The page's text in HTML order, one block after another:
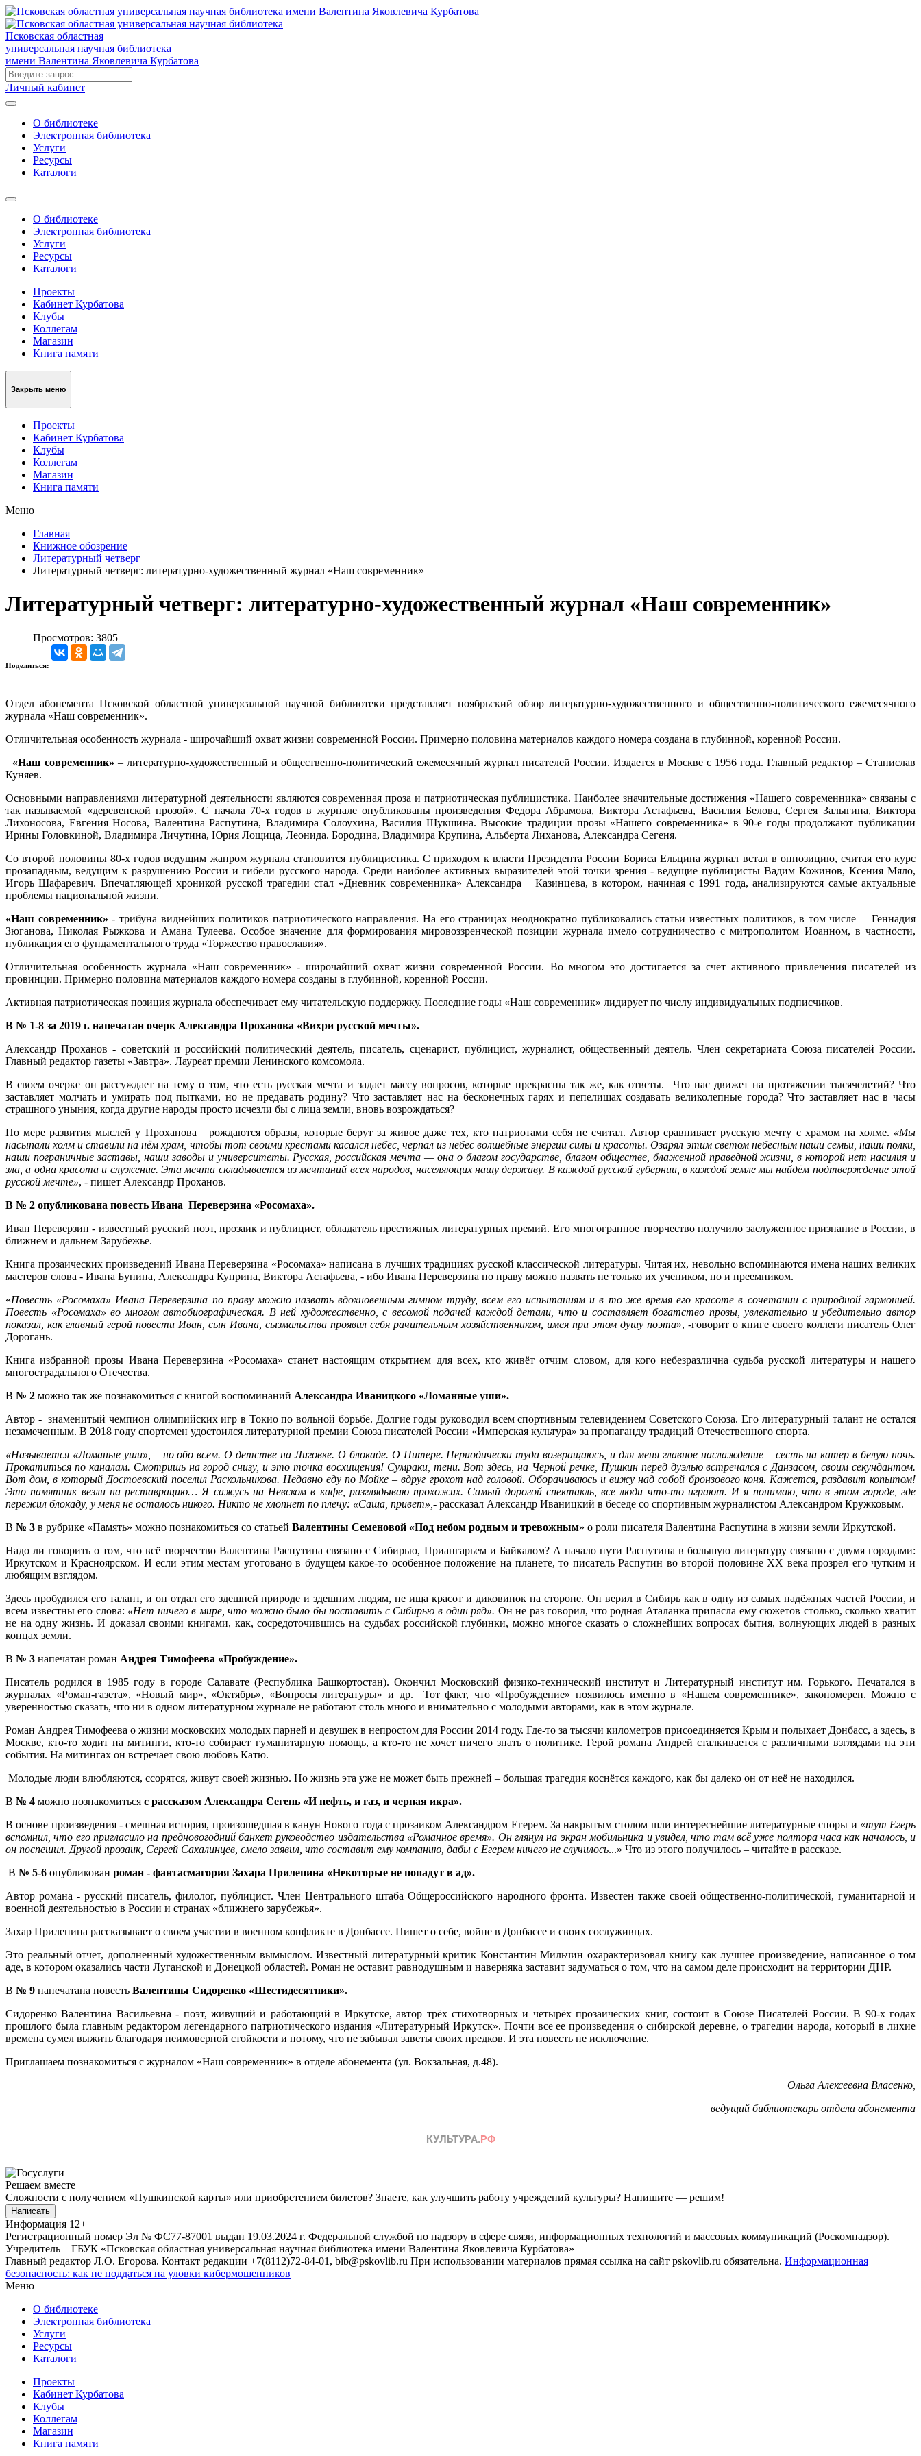
Псковская областная
универсальная научная библиотека
имени Валентина Яковлевича Курбатова
Личный кабинет
О библиотеке
Электронная библиотека
Услуги
Ресурсы
Каталоги
О библиотеке
Электронная библиотека
Услуги
Ресурсы
Каталоги
Проекты
Кабинет Курбатова
Клубы
Коллегам
Магазин
Книга памяти
Закрыть меню
Проекты
Кабинет Курбатова
Клубы
Коллегам
Магазин
Книга памяти
Меню
Главная
Книжное обозрение
Литературный четверг
Литературный четверг: литературно-художественный журнал «Наш современник»
Литературный четверг: литературно-художественный журнал «Наш современник»
Просмотров: 3805
Поделиться:
Отдел абонемента Псковской областной универсальной научной библиотеки представляет ноябрьский обзор литературно-художественного и общественно-политического ежемесячного
журнала «Наш современник».
Отличительная особенность журнала - широчайший охват жизни современной России. Примерно половина материалов каждого номера создана в глубинной, коренной России.
«Наш современник» – литературно-художественный и общественно-политический ежемесячный журнал писателей России. Издается в Москве с 1956 года. Главный редактор – Станислав
Куняев.
Основными направлениями литературной деятельности являются современная проза и патриотическая публицистика. Наиболее значительные достижения «Нашего современника» связаны с
так называемой «деревенской прозой». С начала 70-х годов в журнале опубликованы произведения Федора Абрамова, Виктора Астафьева, Василия Белова, Сергея Залыгина, Виктора
Лихоносова, Евгения Носова, Валентина Распутина, Владимира Солоухина, Василия Шукшина. Высокие традиции прозы «Нашего современника» в 90-е годы продолжают публикации
Ирины Головкиной, Владимира Личутина, Юрия Лощица, Леонида. Бородина, Владимира Крупина, Альберта Лиханова, Александра Сегеня.
Со второй половины 80-х годов ведущим жанром журнала становится публицистика. С приходом к власти Президента России Бориса Ельцина журнал встал в оппозицию, считая его курс
прозападным, ведущим к разрушению России и гибели русского народа. Среди наиболее активных выразителей этой точки зрения - ведущие публицисты Вадим Кожинов, Ксения Мяло,
Игорь Шафаревич. Впечатляющей хроникой русской трагедии стал «Дневник современника» Александра Казинцева, в котором, начиная с 1991 года, анализируются самые актуальные
проблемы национальной жизни.
«Наш современник» - трибуна виднейших политиков патриотического направления. На его страницах неоднократно публиковались статьи известных политиков, в том числе Геннадия
Зюганова, Николая Рыжкова и Амана Тулеева. Особое значение для формирования мировоззренческой позиции журнала имело сотрудничество с митрополитом Иоанном, в частности,
публикация его фундаментального труда «Торжество православия».
Отличительная особенность журнала «Наш современник» - широчайший охват жизни современной России. Во многом это достигается за счет активного привлечения писателей из
провинции. Примерно половина материалов каждого номера созданы в глубинной, коренной России.
Активная патриотическая позиция журнала обеспечивает ему читательскую поддержку. Последние годы «Наш современник» лидирует по числу индивидуальных подписчиков.
В № 1-8 за 2019 г. напечатан очерк Александра Проханова «Вихри русской мечты».
Александр Проханов - советский и российский политический деятель, писатель, сценарист, публицист, журналист, общественный деятель. Член секретариата Союза писателей России.
Главный редактор газеты «Завтра». Лауреат премии Ленинского комсомола.
В своем очерке он рассуждает на тему о том, что есть русская мечта и задает массу вопросов, которые прекрасны так же, как ответы. Что нас движет на протяжении тысячелетий? Что
заставляет молчать и умирать под пытками, но не предавать родину? Что заставляет нас на бесконечных гарях и пепелищах создавать великолепные города? Что заставляет нас в часы
страшного уныния, когда другие народы просто исчезли бы с лица земли, вновь возрождаться?
По мере развития мыслей у Проханова рождаются образы, которые берут за живое даже тех, кто патриотами себя не считал. Автор сравнивает русскую мечту с храмом на холме. «Мы
насыпали холм и ставили на нём храм, чтобы тот своими крестами касался небес, черпал из небес волшебные энергии силы и красоты. Озарял этим светом небесным наши семьи, наши полки,
наши пограничные заставы, наши заводы и университеты. Русская, российская мечта — она о благом государстве, благом обществе, блаженной праведной жизни, в которой нет насилия и
зла, а одна красота и служение. Эта мечта складывается из мечтаний всех народов, населяющих нашу державу. В каждой русской губернии, в каждой земле мы найдём подтверждение этой
русской мечте», - пишет Александр Проханов.
В № 2 опубликована повесть Ивана Переверзина «Росомаха».
Иван Переверзин - известный русский поэт, прозаик и публицист, обладатель престижных литературных премий. Его многогранное творчество получило заслуженное признание в России, в
ближнем и дальнем Зарубежье.
Книга прозаических произведений Ивана Переверзина «Росомаха» написана в лучших традициях русской классической литературы. Читая их, невольно вспоминаются имена наших великих
мастеров слова - Ивана Бунина, Александра Куприна, Виктора Астафьева, - ибо Ивана Переверзина по праву можно назвать не только их учеником, но и преемником.
«Повесть «Росомаха» Ивана Переверзина по праву можно назвать вдохновенным гимном труду, всем его испытаниям и в то же время его красоте в сочетании с природной гармонией.
Повесть «Росомаха» во многом автобиографическая. В ней художественно, с весомой подачей каждой детали, что и составляет богатство прозы, увлекательно и убедительно автор
показал, как главный герой повести Иван, сын Ивана, сызмальства проявил себя рачительным хозяйственником, имея при этом душу поэта», -говорит о книге своего коллеги писатель Олег
Дорогань.
Книга избранной прозы Ивана Переверзина «Росомаха» станет настоящим открытием для всех, кто живёт отчим словом, для кого небезразлична судьба русской литературы и нашего
многострадального Отечества.
В № 2 можно так же познакомиться с книгой воспоминаний Александра Иваницкого «Ломанные уши».
Автор - знаменитый чемпион олимпийских игр в Токио по вольной борьбе. Долгие годы руководил всем спортивным телевидением Советского Союза. Его литературный талант не остался
незамеченным. В 2018 году спортсмен удостоился литературной премии Союза писателей России «Имперская культура» за пропаганду традиций Отечественного спорта.
«Называется «Ломаные уши», – но обо всем. О детстве на Лиговке. О блокаде. О Питере. Периодически туда возвращаюсь, и для меня главное наслаждение – сесть на катер в белую ночь.
Прокатиться по каналам. Смотришь на город снизу, и это точка восхищения! Сумраки, тени. Вот здесь, на Черной речке, Пушкин перед дуэлью встречался с Данзасом, своим секундантом.
Вот дом, в который Достоевский поселил Раскольникова. Недавно еду по Мойке – вдруг грохот над головой. Оборачиваюсь и вижу над собой бронзового коня. Кажется, раздавит копытом!
Это памятник везли на реставрацию… Я сажусь на Невском в кафе, разглядываю прохожих. Самый дорогой спектакль, все люди что-то играют. И я понимаю, что в этом городе, где
пережил блокаду, у меня не осталось никого. Никто не хлопнет по плечу: «Саша, привет»,- рассказал Александр Иваницкий в беседе со спортивным журналистом Александром Кружковым.
В № 3 в рубрике «Память» можно познакомиться со статьей Валентины Семеновой «Под небом родным и тревожным» о роли писателя Валентина Распутина в жизни земли Иркутской.
Надо ли говорить о том, что всё творчество Валентина Распутина связано с Сибирью, Приангарьем и Байкалом? А начало пути Распутина в большую литературу связано с двумя городами:
Иркутском и Красноярском. И если этим местам уготовано в будущем какое-то особенное положение на планете, то писатель Распутин во второй половине XX века прозрел его чутким и
любящим взглядом.
Здесь пробудился его талант, и он отдал его здешней природе и здешним людям, не ища красот и диковинок на стороне. Он верил в Сибирь как в одну из самых надёжных частей России, и
всем известны его слова: «Нет ничего в мире, что можно было бы поставить с Сибирью в один ряд». Он не раз говорил, что родная Аталанка припасла ему сюжетов столько, сколько хватит
не на одну жизнь. И доказал своими книгами, как, сосредоточившись на судьбах российской глубинки, можно многое сказать о сложнейших вопросах бытия, волнующих людей в разных
концах земли.
В № 3 напечатан роман Андрея Тимофеева «Пробуждение».
Писатель родился в 1985 году в городе Салавате (Республика Башкортостан). Окончил Московский физико-технический институт и Литературный институт им. Горького. Печатался в
журналах «Роман-газета», «Новый мир», «Октябрь», «Вопросы литературы» и др. Тот факт, что «Пробуждение» появилось именно в «Нашем современнике», закономерен. Можно с
уверенностью сказать, что ни в одном литературном журнале не работают столь много и внимательно с молодыми авторами, как в этом журнале.
Роман Андрея Тимофеева о жизни московских молодых парней и девушек в непростом для России 2014 году. Где-то за тысячи километров присоединяется Крым и полыхает Донбасс, а здесь, в
Москве, кто-то ходит на митинги, кто-то собирает гуманитарную помощь, а кто-то не хочет ничего знать о политике. Герой романа Андрей сталкивается с различными взглядами на эти
события. На митингах он встречает свою любовь Катю.
Молодые люди влюбляются, ссорятся, живут своей жизнью. Но жизнь эта уже не может быть прежней – большая трагедия коснётся каждого, как бы далеко он от неё не находился.
В № 4 можно познакомиться с рассказом Александра Сегень «И нефть, и газ, и черная икра».
В основе произведения - смешная история, произошедшая в канун Нового года с прозаиком Александром Егерем. За накрытым столом шли интереснейшие литературные споры и «тут Егерь
вспомнил, что его пригласило на предновогодний банкет руководство издательства «Романное время». Он глянул на экран мобильника и увидел, что там всё уже полтора часа как началось, и
он поспешил. Другой прозаик, Сергей Сахалинцев, смело заявил, что составит ему компанию, дабы с Егерем ничего не случилось...» Что из этого получилось – читайте в рассказе.
В № 5-6 опубликован роман - фантасмагория Захара Прилепина «Некоторые не попадут в ад».
Автор романа - русский писатель, филолог, публицист. Член Центрального штаба Общероссийского народного фронта. Известен также своей общественно-политической, гуманитарной и
военной деятельностью в России и странах «ближнего зарубежья».
Захар Прилепина рассказывает о своем участии в военном конфликте в Донбассе. Пишет о себе, войне в Донбассе и своих сослуживцах.
Это реальный отчет, дополненный художественным вымыслом. Известный литературный критик Константин Мильчин охарактеризовал книгу как лучшее произведение, написанное о том
аде, в котором оказались части Луганской и Донецкой областей. Роман не оставит равнодушным и наверняка заставит задуматься о том, что на самом деле происходит на территории ДНР.
В № 9 напечатана повесть Валентины Сидоренко «Шестидесятники».
Сидоренко Валентина Васильевна - поэт, живущий и работающий в Иркутске, автор трёх стихотворных и четырёх прозаических книг, состоит в Союзе Писателей России. В 90-х годах
прошлого была главным редактором легендарного патриотического издания «Литературный Иркутск». Почти все ее произведения о сибирской деревне, о трагедии народа, который в лихие
времена сумел выжить благодаря неимоверной стойкости и потому, что не забывал заветы своих предков. И эта повесть не исключение.
Приглашаем познакомиться с журналом «Наш современник» в отделе абонемента (ул. Вокзальная, д.48).
Ольга Алексеевна Власенко,
ведущий библиотекарь отдела абонемента
Решаем вместе
Сложности с получением «Пушкинской карты» или приобретением билетов? Знаете, как улучшить работу учреждений культуры? Напишите — решим!
Написать
Информация 12+
Регистрационный номер Эл № ФС77-87001 выдан 19.03.2024 г. Федеральной службой по надзору в сфере связи, информационных технологий и массовых коммуникаций (Роскомнадзор).
Учредитель – ГБУК «Псковская областная универсальная научная библиотека имени Валентина Яковлевича Курбатова»
Главный редактор Л.О. Егорова. Контакт редакции +7(8112)72-84-01, bib@pskovlib.ru При использовании материалов прямая ссылка на сайт pskovlib.ru обязательна. Информационная
безопасность: как не поддаться на уловки кибермошенников
Меню
О библиотеке
Электронная библиотека
Услуги
Ресурсы
Каталоги
Проекты
Кабинет Курбатова
Клубы
Коллегам
Магазин
Книга памяти